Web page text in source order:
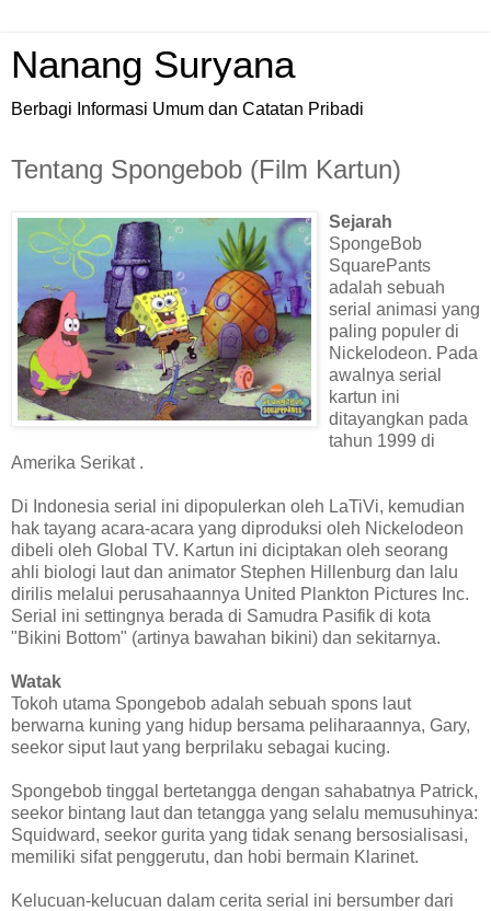
Nanang Suryana
Berbagi Informasi Umum dan Catatan Pribadi
Tentang Spongebob (Film Kartun)
Sejarah
SpongeBob
SquarePants
adalah sebuah
serial animasi yang
paling populer di
Nickelodeon. Pada
awalnya serial
kartun ini
ditayangkan pada
tahun 1999 di
Amerika Serikat .
Di Indonesia serial ini dipopulerkan oleh LaTiVi, kemudian
hak tayang acara-acara yang diproduksi oleh Nickelodeon
dibeli oleh Global TV. Kartun ini diciptakan oleh seorang
ahli biologi laut dan animator Stephen Hillenburg dan lalu
dirilis melalui perusahaannya United Plankton Pictures Inc.
Serial ini settingnya berada di Samudra Pasifik di kota
"Bikini Bottom" (artinya bawahan bikini) dan sekitarnya.
Watak
Tokoh utama Spongebob adalah sebuah spons laut
berwarna kuning yang hidup bersama peliharaannya, Gary,
seekor siput laut yang berprilaku sebagai kucing.
Spongebob tinggal bertetangga dengan sahabatnya Patrick,
seekor bintang laut dan tetangga yang selalu memusuhinya:
Squidward, seekor gurita yang tidak senang bersosialisasi,
memiliki sifat penggerutu, dan hobi bermain Klarinet.
Kelucuan-kelucuan dalam cerita serial ini bersumber dari